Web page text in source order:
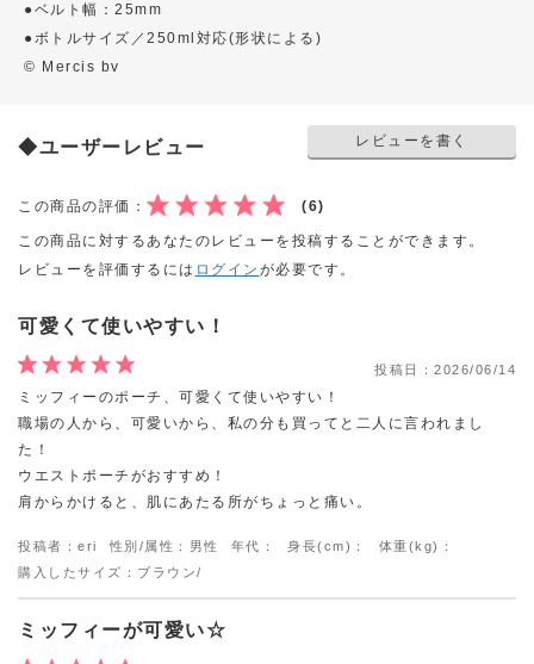
●ベルト幅：25mm
●ボトルサイズ／250ml対応(形状による)
© Mercis bv
◆ユーザーレビュー レビューを書く
この商品の評価： (6)
この商品に対するあなたのレビューを投稿することができます。
レビューを評価するには ログイン が必要です。
可愛くて使いやすい！
投稿日： 2026/06/14
ミッフィーのポーチ、可愛くて使いやすい！
職場の人から、可愛いから、私の分も買ってと二人に言われまし
た！
ウエストポーチがおすすめ！
肩からかけると、肌にあたる所がちょっと痛い。
投稿者：eri 性別/属性：男性 年代： 身長(cm)：
体重(kg)：
購入したサイズ：ブラウン/
ミッフィーが可愛い☆